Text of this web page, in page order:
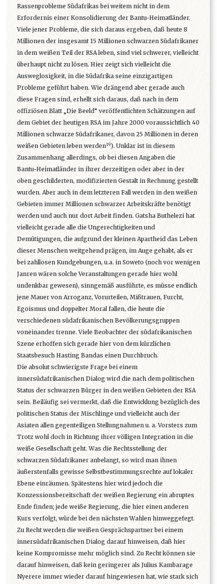
Rassenprobleme Südafrikas bei weitem nicht in dem
Erfordernis einer Konsolidierung der Bantu-Heimatländer.
Viele jener Probleme, die sich daraus ergeben, daß heute 8
Millionen der insgesamt 15 Millionen schwarzen Südafrikaner
in dem weißen Teil der RSA leben, sind viel schwerer, vielleicht
überhaupt nicht zu lösen. Hier zeigt sich vielleicht die
Ausweglosigkeit, in die Südafrika seine einzigartigen
Probleme geführt haben. Wie drängend aber gerade auch
diese Fragen sind, erhellt sich daraus, daß nach in dem
offiziösen Blatt „Die Beeld“ veröffentlichten Schätzungen auf
dem Gebiet der heutigen RSA im Jahre 2000 voraussichtlich 40
Millionen schwarze Südafrikaner, davon 25 Millionen in deren
weißen Gebieten leben werden19). Unklar ist in diesem
Zusammenhang allerdings, ob bei diesen Angaben die
Bantu~Heimatländer in ihrer derzeitigen oder aber in der
oben geschilderten, modifizierten Gestalt in Rechnung gestellt
wurden. Aber auch in dem letzteren Fall werden in den weißen
Gebieten immer Millionen schwarzer Arbeitskräfte benötigt
werden und auch nur dort Arbeit finden. Gatsha Buthelezi hat
vielleicht gerade alle die Ungerechtigkeiten und
Demütigungen, die aufgrund der kleinen Apartheid das Leben
dieser Menschen weitgehend prägen, im Auge gehabt, als er
bei zahllosen Kundgebungen, u.a. in Soweto (noch vor wenigen
Janren wären solche Veranstaltungen gerade hier wohl
undenkbar gewesen), sinngemäß ausführte, es müsse endlich
jene Mauer von Arroganz, Vorurteilen, Mißtrauen, Furcht,
Egoismus und doppelter Moral fallen, die heute die
verschiedenen südafrikanischen Bevölkerungsgruppen
voneinander trenne. Viele Beobachter der südafrikanischen
Szene erhoffen sich gerade hier von dem kürzlichen
Staatsbesuch Hasting Bandas einen Durchbruch.
Die absolut schwierigste Frage bei einem
innersüdafrikanischen Dialog wird die nach dem politischen
Status der schwarzen Bürger in den weißen Gebieten der RSA
sein. Beiläufig sei vermerkt, daß die Entwicklung bezüglich des
politischen Status der Mischlinge und vielleicht auch der
Asiaten allen gegenteiligen Stellungnahmen u. a. Vorsters zum
Trotz wohl doch in Richtung ihrer völligen Integration in die
weiße Gesellschaft geht. Was die Rechtsstellung der
schwarzen Südafrikaner anbelangt, so wird man ihnen
äußerstenfalls gewisse Selbstbestimmungsrechte auf lokaler
Ebene einräumen. Spätestens hier wird jedoch die
Konzessionsbereitschaft der weißen Regierung ein abruptes
Ende finden; jede weiße Regierung, die hier einen anderen
Kurs verfolgt, würde bei den nächsten Wahlen hinweggefegt.
Zu Recht werden die weißen Gesprächspartner bei einem
innersüdafrikanischen Dialog darauf hinweisen, daß hier
keine Kompromisse mehr möglich sind. Zu Recht können sie
darauf hinweisen, daß kein geringerer als Julius Kambarage
Nyerere immer wieder darauf hingewiesen hat, wie stark sich